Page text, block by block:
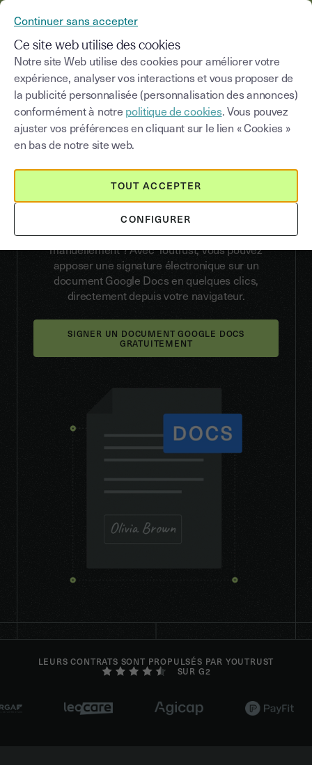
SIGNATURE ÉLECTRONIQUE GOOGLE DOCS
Signer un document
Google Docs en ligne
avec notre signature
électronique
Vous souhaitez signer un document Google Docs
en ligne sans devoir l’imprimer pour le signer
manuellement ? Avec Youtrust, vous pouvez
apposer une signature électronique sur un
document Google Docs en quelques clics,
directement depuis votre navigateur.
LEURS CONTRATS SONT PROPULSÉS PAR YOUTRUST
SUR G2
Continuer sans accepter
Ce site web utilise des cookies
Notre site Web utilise des cookies pour améliorer votre
expérience, analyser vos interactions et vous proposer de
la publicité personnalisée (personnalisation des annonces)
conformément à notre politique de cookies. Vous pouvez
ajuster vos préférences en cliquant sur le lien « Cookies »
en bas de notre site web.
CONFIGURER
TOUT ACCEPTER